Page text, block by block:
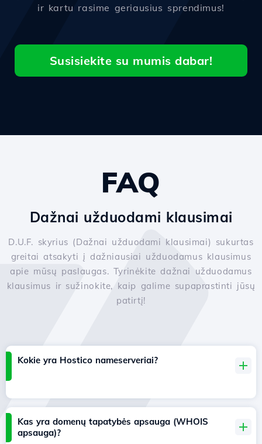
ir kartu rasime geriausius sprendimus!
Susisiekite su mumis dabar!
FAQ
Dažnai užduodami klausimai
D.U.F. skyrius (Dažnai užduodami klausimai) sukurtas
greitai atsakyti į dažniausiai užduodamus klausimus
apie mūsų paslaugas. Tyrinėkite dažnai užduodamus
klausimus ir sužinokite, kaip galime supaprastinti jūsų
patirtį!
Kokie yra Hostico nameserveriai?
Kas yra domenų tapatybės apsauga (WHOIS
apsauga)?